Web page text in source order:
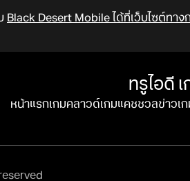
Black Desert Mobile ได้ที่เว็บไซต์ทาง
ทรูไอดี
หน้าแรกเกมคลาวด์เกมแคชชวลข่าวเก